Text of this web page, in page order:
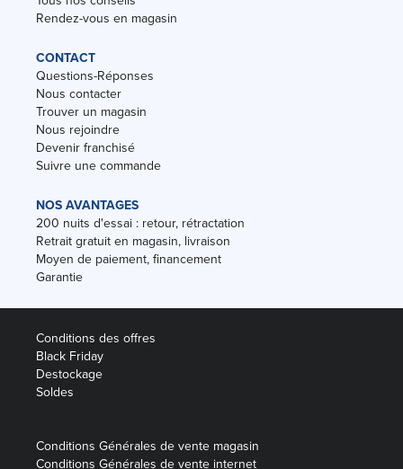
Rendez-vous en magasin
CONTACT
Questions-Réponses
Nous contacter
Trouver un magasin
Nous rejoindre
Devenir franchisé
Suivre une commande
NOS AVANTAGES
200 nuits d'essai : retour, rétractation
Retrait gratuit en magasin, livraison
Moyen de paiement, financement
Garantie
Conditions des offres
Black Friday
Destockage
Soldes
Conditions Générales de vente magasin
Conditions Générales de vente internet